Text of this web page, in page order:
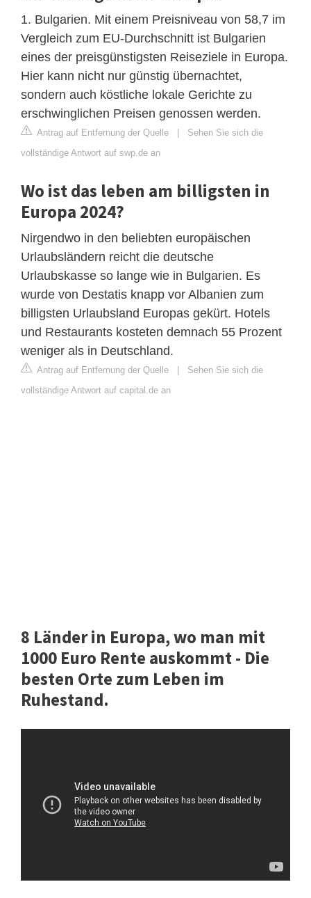
1. Bulgarien. Mit einem Preisniveau von 58,7 im
Vergleich zum EU-Durchschnitt ist Bulgarien
eines der preisgünstigsten Reiseziele in Europa.
Hier kann nicht nur günstig übernachtet,
sondern auch köstliche lokale Gerichte zu
erschwinglichen Preisen genossen werden.
Antrag auf Entfernung der Quelle
Sehen Sie sich die
vollständige Antwort auf swp.de an
Wo ist das leben am billigsten in
Europa 2024?
Nirgendwo in den beliebten europäischen
Urlaubsländern reicht die deutsche
Urlaubskasse so lange wie in Bulgarien. Es
wurde von Destatis knapp vor Albanien zum
billigsten Urlaubsland Europas gekürt. Hotels
und Restaurants kosteten demnach 55 Prozent
weniger als in Deutschland.
Antrag auf Entfernung der Quelle
Sehen Sie sich die
vollständige Antwort auf capital.de an
8 Länder in Europa, wo man mit
1000 Euro Rente auskommt - Die
besten Orte zum Leben im
Ruhestand.